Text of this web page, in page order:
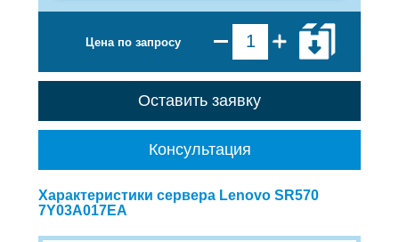
Цена по запросу
Оставить заявку
Консультация
Характеристики сервера Lenovo SR570
7Y03A017EA